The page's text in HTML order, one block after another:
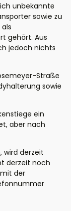
unbekannte
sowie zu
gehört. Aus
jedoch nichts
Straße
sowie
ein
aber nach
wird derzeit
derzeit noch
der